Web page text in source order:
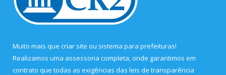
Muito mais que criar site ou sistema para prefeituras!
Realizamos uma assessoria completa, onde garantimos em
contrato que todas as exigências das leis de transparência